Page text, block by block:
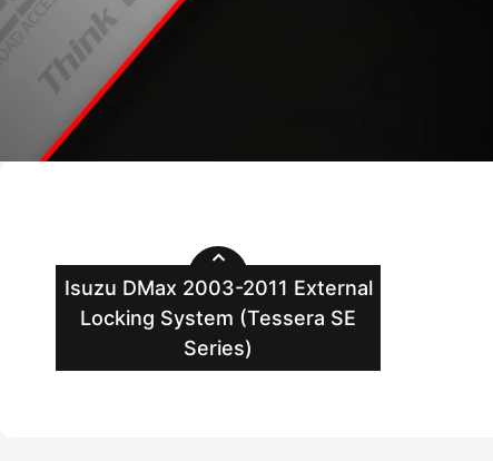
Isuzu DMax 2003-2011 External
Locking System (Tessera SE
Series)